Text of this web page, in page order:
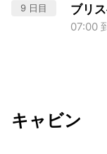
9 日目 ブリ
07:00
キャビン